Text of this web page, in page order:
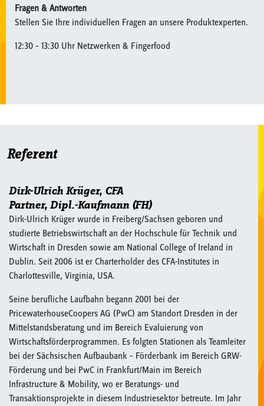
Fragen & Antworten
Stellen Sie Ihre individuellen Fragen an unsere Produktexperten.
12:30 – 13:30 Uhr Netzwerken & Fingerfood
Referent
Dirk-Ulrich Krüger, CFA
Partner, Dipl.-Kaufmann (FH)
Dirk-Ulrich Krüger wurde in Freiberg/Sachsen geboren und
studierte Betriebswirtschaft an der Hochschule für Technik und
Wirtschaft in Dresden sowie am National College of Ireland in
Dublin. Seit 2006 ist er Charterholder des CFA-Institutes in
Charlottesville, Virginia, USA.
Seine berufliche Laufbahn begann 2001 bei der
PricewaterhouseCoopers AG (PwC) am Standort Dresden in der
Mittelstandsberatung und im Bereich Evaluierung von
Wirtschaftsförderprogrammen. Es folgten Stationen als Teamleiter
bei der Sächsischen Aufbaubank – Förderbank im Bereich GRW-
Förderung und bei PwC in Frankfurt/Main im Bereich
Infrastructure & Mobility, wo er Beratungs- und
Transaktionsprojekte in diesem Industriesektor betreute. Im Jahr